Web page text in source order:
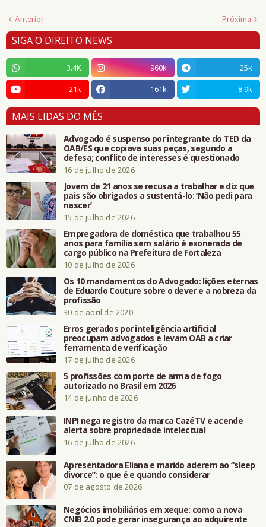
Anterior Próxima
SIGA O DIREITO NEWS
3.4K 960k
25k
21k
161k 8.9k
MAIS LIDAS DO MÊS
Advogado é suspenso por integrante do TED da
OAB/ES que copiava suas peças, segundo a
defesa; conflito de interesses é questionado
16 de julho de 2026
Jovem de 21 anos se recusa a trabalhar e diz que
pais são obrigados a sustentá-lo: ‘Não pedi para
nascer’
15 de julho de 2026
Empregadora de doméstica que trabalhou 55
anos para família sem salário é exonerada de
cargo público na Prefeitura de Fortaleza
10 de julho de 2026
Os 10 mandamentos do Advogado: lições eternas
de Eduardo Couture sobre o dever e a nobreza da
profissão
30 de abril de 2020
Erros gerados por inteligência artificial
preocupam advogados e levam OAB a criar
ferramenta de verificação
17 de julho de 2026
5 profissões com porte de arma de fogo
autorizado no Brasil em 2026
14 de junho de 2026
INPI nega registro da marca CazéTV e acende
alerta sobre propriedade intelectual
16 de julho de 2026
Apresentadora Eliana e marido aderem ao “sleep
divorce”: o que é e quando considerar
07 de agosto de 2026
Negócios imobiliários em xeque: como a nova
CNIB 2.0 pode gerar insegurança ao adquirente